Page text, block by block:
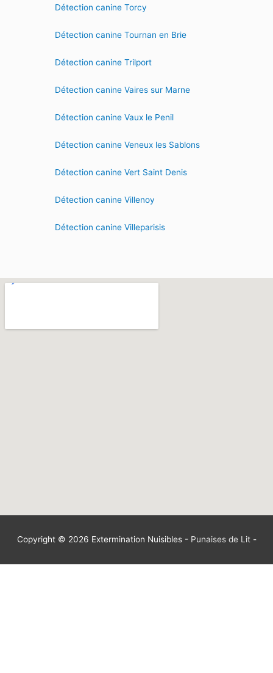
Détection canine Torcy
Détection canine Tournan en Brie
Détection canine Trilport
Détection canine Vaires sur Marne
Détection canine Vaux le Penil
Détection canine Veneux les Sablons
Détection canine Vert Saint Denis
Détection canine Villenoy
Détection canine Villeparisis
Copyright © 2026 Extermination Nuisibles- Punaises de Lit-